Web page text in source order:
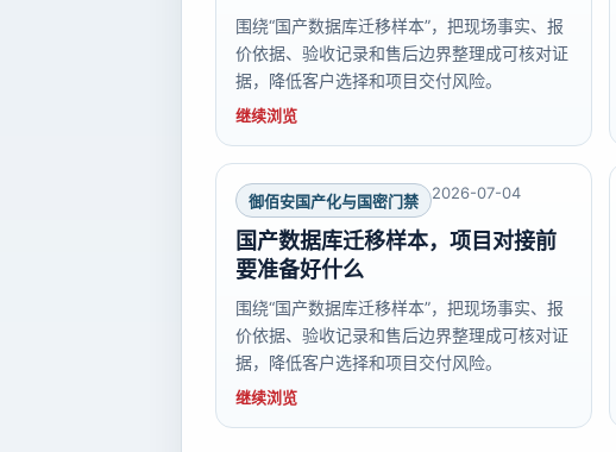
围绕“国产数据库迁移样本”，把现场事实、报
价依据、验收记录和售后边界整理成可核对证
据，降低客户选择和项目交付风险。
继续浏览
御佰安国产化与国密门禁 2026-07-04
国产数据库迁移样本，项目对接前
要准备好什么
围绕“国产数据库迁移样本”，把现场事实、报
价依据、验收记录和售后边界整理成可核对证
据，降低客户选择和项目交付风险。
继续浏览